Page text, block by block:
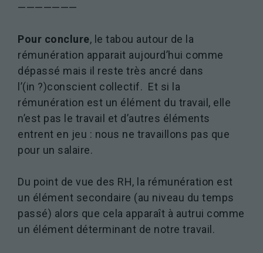
———————
Pour conclure, le tabou autour de la
rémunération apparait aujourd’hui comme
dépassé mais il reste très ancré dans
l’(in ?)conscient collectif. Et si la
rémunération est un élément du travail, elle
n’est pas le travail et d’autres éléments
entrent en jeu : nous ne travaillons pas que
pour un salaire.
Du point de vue des RH, la rémunération est
un élément secondaire (au niveau du temps
passé) alors que cela apparaît à autrui comme
un élément déterminant de notre travail.